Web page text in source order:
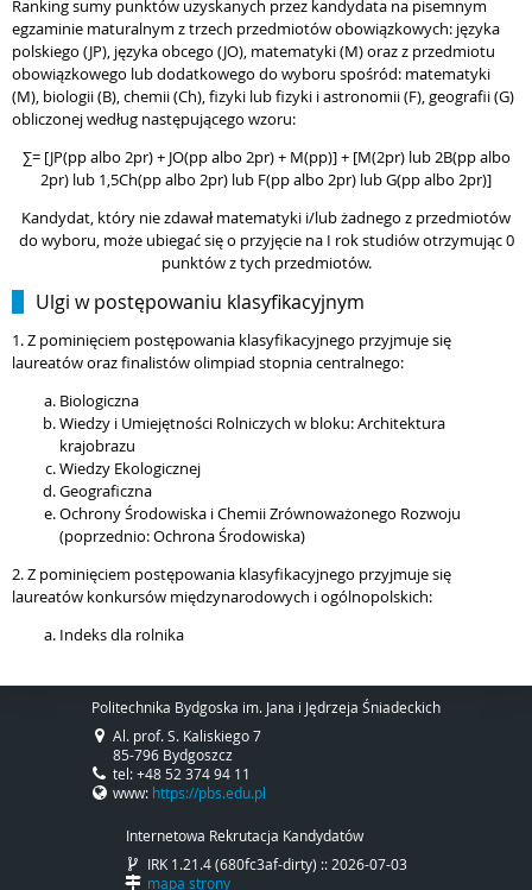
Ranking sumy punktów uzyskanych przez kandydata na pisemnym
egzaminie maturalnym z trzech przedmiotów obowiązkowych: języka
polskiego (JP), języka obcego (JO), matematyki (M) oraz z przedmiotu
obowiązkowego lub dodatkowego do wyboru spośród: matematyki
(M), biologii (B), chemii (Ch), fizyki lub fizyki i astronomii (F), geografii (G)
obliczonej według następującego wzoru:
∑= [JP(pp albo 2pr) + JO(pp albo 2pr) + M(pp)] + [M(2pr) lub 2B(pp albo
2pr) lub 1,5Ch(pp albo 2pr) lub F(pp albo 2pr) lub G(pp albo 2pr)]
Kandydat, który nie zdawał matematyki i/lub żadnego z przedmiotów
do wyboru, może ubiegać się o przyjęcie na I rok studiów otrzymując 0
punktów z tych przedmiotów.
Ulgi w postępowaniu klasyfikacyjnym
1. Z pominięciem postępowania klasyfikacyjnego przyjmuje się
laureatów oraz finalistów olimpiad stopnia centralnego:
Biologiczna
Wiedzy i Umiejętności Rolniczych w bloku: Architektura
krajobrazu
Wiedzy Ekologicznej
Geograficzna
Ochrony Środowiska i Chemii Zrównoważonego Rozwoju
(poprzednio: Ochrona Środowiska)
2. Z pominięciem postępowania klasyfikacyjnego przyjmuje się
laureatów konkursów międzynarodowych i ogólnopolskich:
Indeks dla rolnika
Politechnika Bydgoska im. Jana i Jędrzeja Śniadeckich
Al. prof. S. Kaliskiego 7
85-796 Bydgoszcz
tel: +48 52 374 94 11
www: https://pbs.edu.pl
Internetowa Rekrutacja Kandydatów
IRK 1.21.4 (680fc3af-dirty) :: 2026-07-03
mapa strony